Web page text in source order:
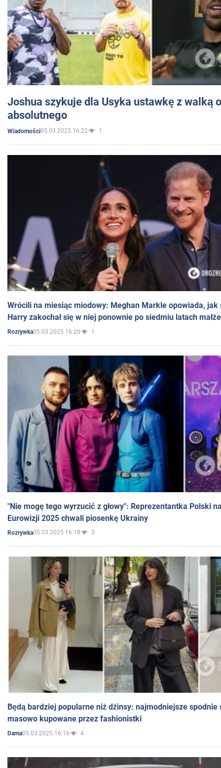
Joshua szykuje dla Usyka ustawkę z walką
absolutnego
Wiadomości05.03.2025 16:22 1
Wrócili na miesiąc miodowy: Meghan Markle opowiada, jak
Harry zakochał się w niej ponownie po siedmiu latach
Rozrywka05.03.2025 16:20 1
"Nie mogę tego wyrzucić z głowy": Reprezentantka Polski
Eurowizji 2025 chwali piosenkę Ukrainy
Rozrywka05.03.2025 16:18 3
Będą bardziej popularne niż dżinsy: najmodniejsze spodnie
masowo kupowane przez fashionistki
Dama05.03.2025 16:16 4